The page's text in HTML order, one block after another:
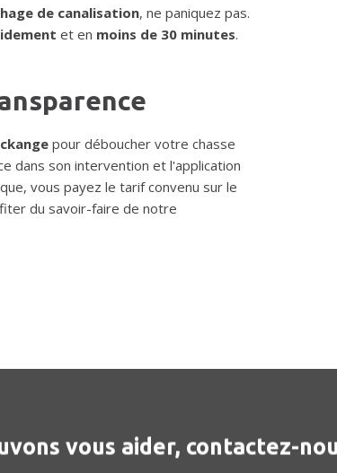
de canalisation, ne paniquez pas.
et en moins de 30 minutes.
pour déboucher votre chasse
dans son intervention et l'application
vous payez le tarif convenu sur le
du savoir-faire de notre
vous aider, contactez-